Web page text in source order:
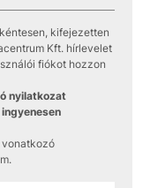
kifejezetten
Kft. hírlevelet
fiókot hozzon
nyilatkozat
vonatkozó